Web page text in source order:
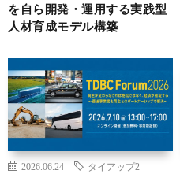
を自ら開発・運用する実践型
人材育成モデル構築
2026.06.24 タイアップ2